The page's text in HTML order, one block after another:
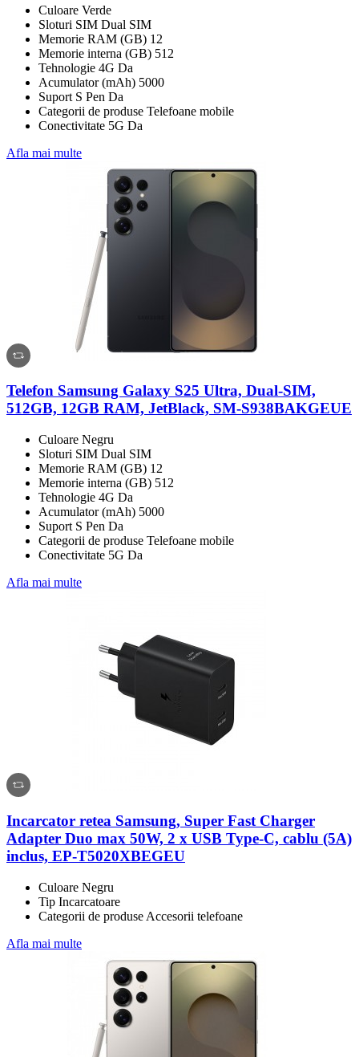
Culoare Verde
Sloturi SIM Dual SIM
Memorie RAM (GB) 12
Memorie interna (GB) 512
Tehnologie 4G Da
Acumulator (mAh) 5000
Suport S Pen Da
Categorii de produse Telefoane mobile
Conectivitate 5G Da
Afla mai multe
Telefon Samsung Galaxy S25 Ultra, Dual-SIM,
512GB, 12GB RAM, JetBlack, SM-S938BAKGEUE
Culoare Negru
Sloturi SIM Dual SIM
Memorie RAM (GB) 12
Memorie interna (GB) 512
Tehnologie 4G Da
Acumulator (mAh) 5000
Suport S Pen Da
Categorii de produse Telefoane mobile
Conectivitate 5G Da
Afla mai multe
Incarcator retea Samsung, Super Fast Charger
Adapter Duo max 50W, 2 x USB Type-C, cablu (5A)
inclus, EP-T5020XBEGEU
Culoare Negru
Tip Incarcatoare
Categorii de produse Accesorii telefoane
Afla mai multe